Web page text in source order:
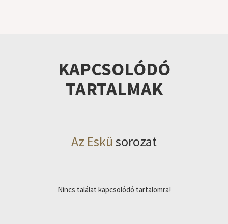
KAPCSOLÓDÓ
TARTALMAK
Az Eskü sorozat
Nincs találat kapcsolódó tartalomra!